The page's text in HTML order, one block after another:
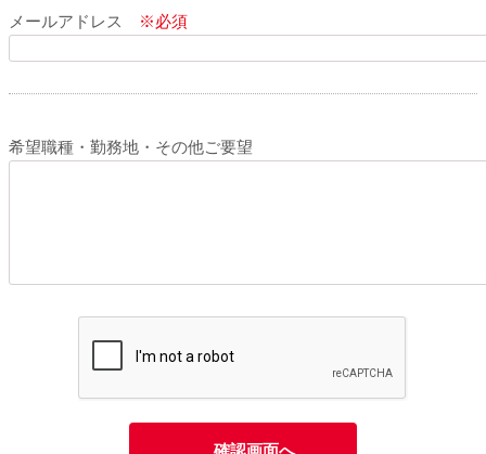
メールアドレス ※必須
希望職種・勤務地・その他ご要望